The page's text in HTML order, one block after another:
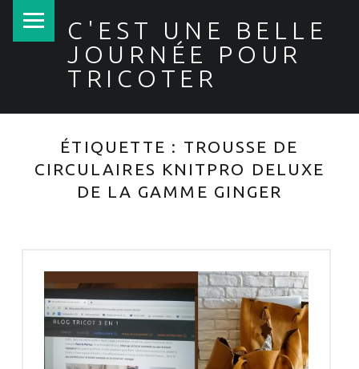
C'EST UNE BELLE
JOURNÉE POUR
TRICOTER
ÉTIQUETTE : TROUSSE DE
CIRCULAIRES KNITPRO DELUXE
DE LA GAMME GINGER